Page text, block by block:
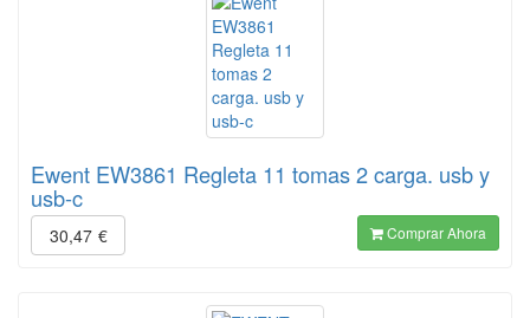
Ewent EW3861 Regleta 11 tomas 2 carga. usb y
usb-c
30,47 € Comprar Ahora